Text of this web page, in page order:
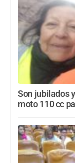
Son jubilados
moto 110 cc